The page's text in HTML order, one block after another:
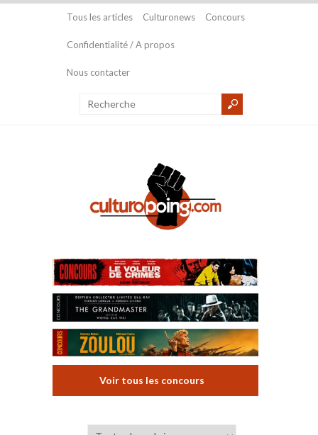
Tous les articles Culturonews Concours
Confidentialité / A propos
Nous contacter
Voir tous les concours